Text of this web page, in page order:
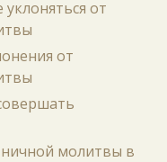
уклоняться от
от
молитвы в